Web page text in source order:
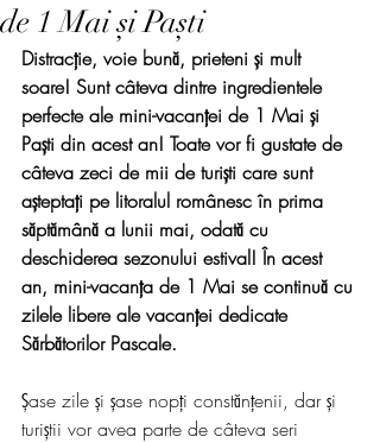
de 1 Mai și Paști
Distracție, voie bună, prieteni și mult
soare! Sunt câteva dintre ingredientele
perfecte ale mini-vacanței de 1 Mai și
Paști din acest an! Toate vor fi gustate de
câteva zeci de mii de turiști care sunt
așteptați pe litoralul românesc în prima
săptămână a lunii mai, odată cu
deschiderea sezonului estival! În acest
an, mini-vacanța de 1 Mai se continuă cu
zilele libere ale vacanței dedicate
Sărbătorilor Pascale.
Șase zile și șase nopți constănțenii, dar și
turiștii vor avea parte de câteva seri